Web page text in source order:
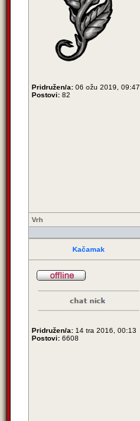
Pridružen/a: 06 ožu 2019, 09:47
Postovi: 82
Vrh
Kačamak
Pridružen/a: 14 tra 2016, 00:13
Postovi: 6608